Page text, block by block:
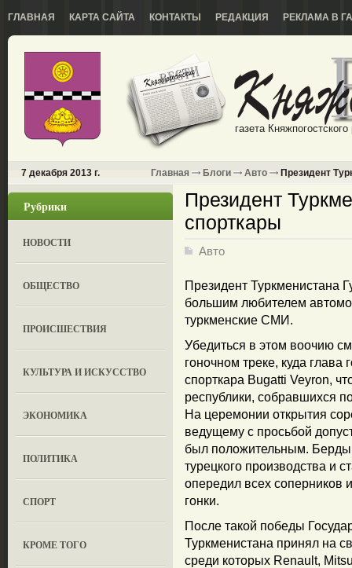
ГЛАВНАЯ КАРТА САЙТА КОНТАКТЫ РЕДАКЦИЯ РЕКЛАМА В
газета
7 декабря 2013 г. Главная Блоги Авто Президент
Рубрики
НОВОСТИ
ОБЩЕСТВО
ПРОИСШЕСТВИЯ
КУЛЬТУРА И ИСКУССТВО
ЭКОНОМИКА
ПОЛИТИКА
СПОРТ
КРОМЕ ТОГО
Президент
спорткары
Авто
Президент Туркменистана
большим любителем
туркменские СМИ.
Убедиться в этом воочию
гоночном треке, куда глава
спорткара Bugatti Veyron,
республики, собравшихся
На церемонии открытия
ведущему с просьбой
был положительным.
турецкого производства и
опередил всех соперников
гонки.
После такой победы
Туркменистана принял на
среди которых Renault,